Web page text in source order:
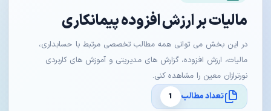
مالیات بر ارزش افزوده پیمانکاری
در این بخش می توانی همه مطالب تخصصی مرتبط با حسابداری،
مالیات، ارزش افزوده، گزارش های مدیریتی و آموزش های کاربردی
نورترازان معین را مشاهده کنی.
تعداد مطالب
1